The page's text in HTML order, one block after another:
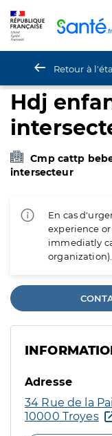
Retour à
Hdj
Cmp cattp
intersecteur
En cas
experience
immediatly
organization).
Adresse
34 Rue de la
10000 Troyes